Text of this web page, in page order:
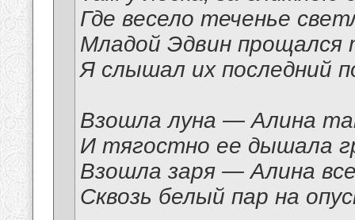
Где весело теченье
Младой Эдвин прощался
Я слышал их последний
Взошла луна — Алина
И тягостно ее дышала
Взошла заря — Алина
Сквозь белый пар на